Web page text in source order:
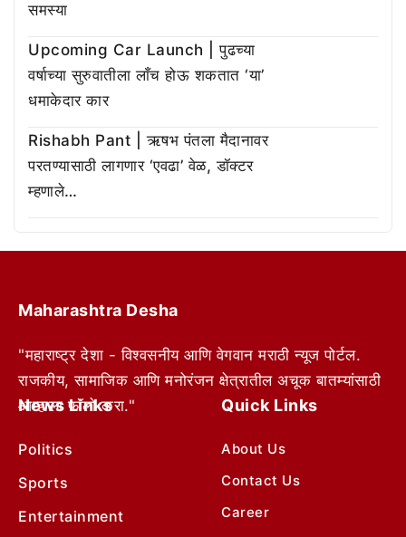
समस्या
Upcoming Car Launch | पुढच्या
वर्षाच्या सुरुवातीला लाँच होऊ शकतात ‘या’
धमाकेदार कार
Rishabh Pant | ऋषभ पंतला मैदानावर
परतण्यासाठी लागणार ‘एवढा’ वेळ, डॉक्टर
म्हणाले…
Maharashtra Desha
"महाराष्ट्र देशा - विश्वसनीय आणि वेगवान मराठी न्यूज पोर्टल.
राजकीय, सामाजिक आणि मनोरंजन क्षेत्रातील अचूक बातम्यांसाठी
आम्हाला फॉलो करा."
News Links
Politics
Sports
Entertainment
Quick Links
About Us
Contact Us
Career